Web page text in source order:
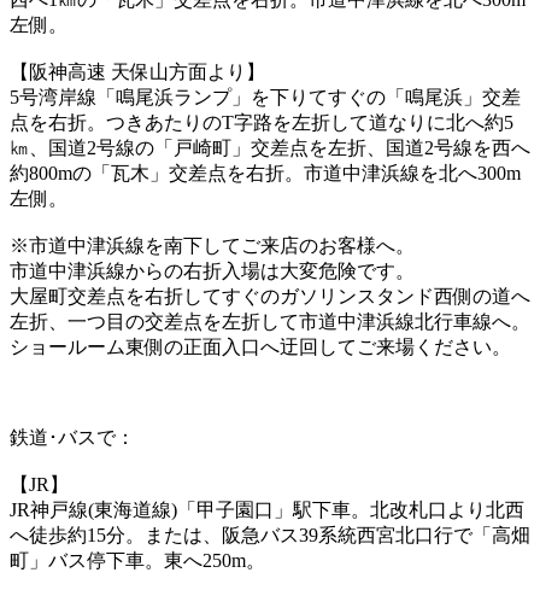
左側。
【阪神高速 天保山方面より】
5号湾岸線「鳴尾浜ランプ」を下りてすぐの「鳴尾浜」交差
点を右折。つきあたりのT字路を左折して道なりに北へ約5
㎞、国道2号線の「戸崎町」交差点を左折、国道2号線を西へ
約800mの「瓦木」交差点を右折。市道中津浜線を北へ300m
左側。
※市道中津浜線を南下してご来店のお客様へ。
市道中津浜線からの右折入場は大変危険です。
大屋町交差点を右折してすぐのガソリンスタンド西側の道へ
左折、一つ目の交差点を左折して市道中津浜線北行車線へ。
ショールーム東側の正面入口へ迂回してご来場ください。
鉄道･バスで：
【JR】
JR神戸線(東海道線)「甲子園口」駅下車。北改札口より北西
へ徒歩約15分。または、阪急バス39系統西宮北口行で「高畑
町」バス停下車。東へ250m。